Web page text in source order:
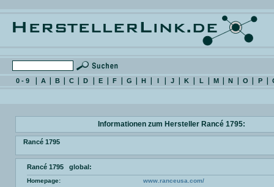
0 - 9 A B C D E F G H I J K L M N O P
Informationen zum Hersteller Rancé 1795:
Rancé 1795
Rancé 1795 global:
Homepage: www.ranceusa.com/